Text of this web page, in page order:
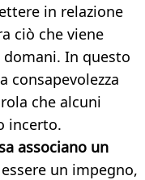
in relazione
ciò che viene
In questo
consapevolezza
che alcuni
incerto.
associano un
un impegno,